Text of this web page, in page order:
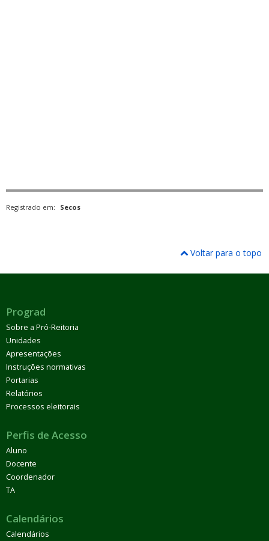
Registrado em: Secos
Voltar para o topo
Prograd
Sobre a Pró-Reitoria
Unidades
Apresentações
Instruções normativas
Portarias
Relatórios
Processos eleitorais
Perfis de Acesso
Aluno
Docente
Coordenador
TA
Calendários
Calendários